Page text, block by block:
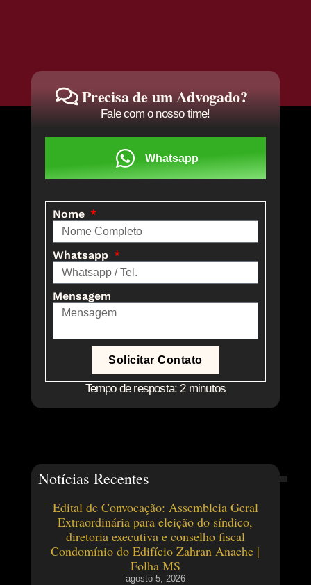
Precisa de um Advogado?
Fale com o nosso time!
Whatsapp
Nome
Whatsapp
Mensagem
Solicitar Contato
Tempo de resposta: 2 minutos
Notícias Recentes
Edital de Convocação: Assembleia Geral
Extraordinária para eleição do síndico,
diretoria executiva e conselho fiscal
Condomínio do Edifício Zahran Anache |
Folha MS
agosto 5, 2026